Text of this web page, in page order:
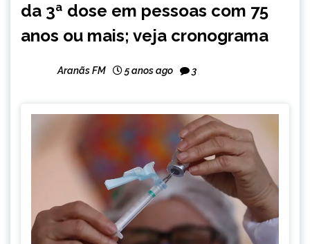
da 3ª dose em pessoas com 75
anos ou mais; veja cronograma
Aranãs FM 5 anos ago 3